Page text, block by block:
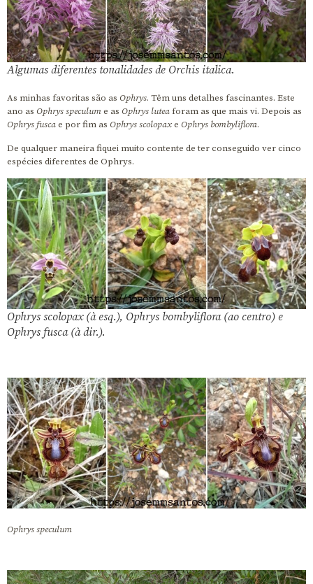
Algumas diferentes tonalidades de Orchis italica.
As minhas favoritas são as Ophrys. Têm uns detalhes fascinantes. Este
ano as Ophrys speculume as Ophrys luteaforam as que mais vi. Depois as
Ophrys fuscae por fim as Ophrys scolopaxe Ophrys bombyliflora.
De qualquer maneira fiquei muito contente de ter conseguido ver cinco
espécies diferentes de Ophrys.
Ophrys scolopax(à esq.), Ophrys bombyliflora(ao centro) e
Ophrys fusca(à dir.).
Ophrys speculum